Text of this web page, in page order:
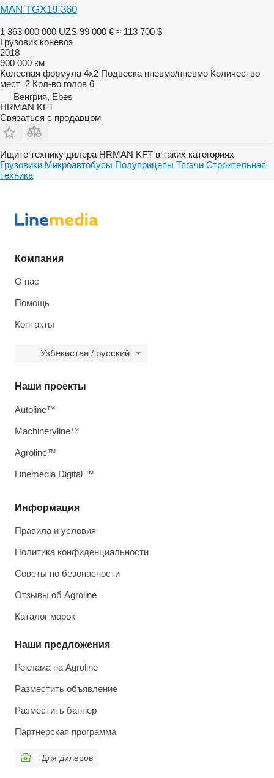
MAN TGX18.360
1 363 000 000 UZS 99 000 € ≈ 113 700 $
Грузовик коневоз
2018
900 000 км
Колесная формула 4x2 Подвеска пневмо/пневмо Количество
мест 2 Кол-во голов 6
Венгрия, Ebes
HRMAN KFT
Связаться с продавцом
Ищите технику дилера HRMAN KFT в таких категориях
Грузовики Микроавтобусы Полуприцепы Тягачи Строительная
техника
Компания
О нас
Помощь
Контакты
Узбекистан / русский
Информация
Правила и условия
Политика конфиденциальности
Советы по безопасности
Отзывы об Agroline
Каталог марок
Наши предложения
Реклама на Agroline
Разместить объявление
Разместить баннер
Партнерская программа
Для дилеров
Наши проекты
Autoline™
Machineryline™
Agroline™
Linemedia Digital ™